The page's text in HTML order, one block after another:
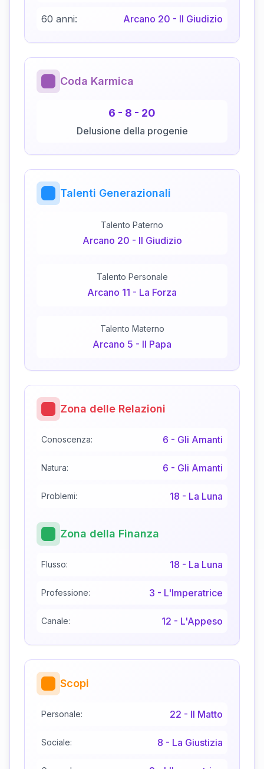
60 anni: Arcano 20 - Il Giudizio
Coda Karmica
6 - 8 - 20
Delusione della progenie
Talenti Generazionali
Talento Paterno
Arcano 20 - Il Giudizio
Talento Personale
Arcano 11 - La Forza
Talento Materno
Arcano 5 - Il Papa
Zona delle Relazioni
Conoscenza: 6 - Gli Amanti
Natura: 6 - Gli Amanti
Problemi: 18 - La Luna
Zona della Finanza
Flusso: 18 - La Luna
Professione: 3 - L'Imperatrice
Canale: 12 - L'Appeso
Scopi
Personale: 22 - Il Matto
Sociale: 8 - La Giustizia